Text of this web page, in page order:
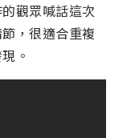
觀眾喊話這次
，很適合重複
。